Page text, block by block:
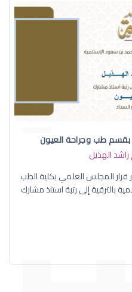
بقسم طب وجراحة العيون
راشد الهذيل
قرار المجلس العلمي بكلية الطب
بالترقية إلى رتبة استاذ مشارك